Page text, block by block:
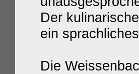
Der
ein
Die